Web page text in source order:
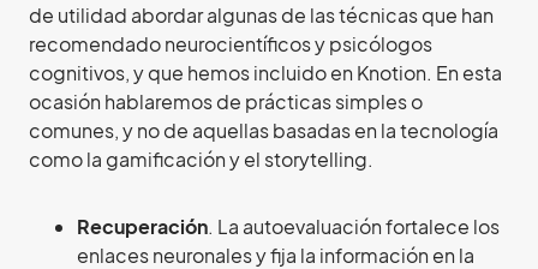
de utilidad abordar algunas de las técnicas que han
recomendado neurocientíficos y psicólogos
cognitivos, y que hemos incluido en Knotion. En esta
ocasión hablaremos de prácticas simples o
comunes, y no de aquellas basadas en la tecnología
como la gamificación y el storytelling.
Recuperación. La autoevaluación fortalece los
enlaces neuronales y fija la información en la